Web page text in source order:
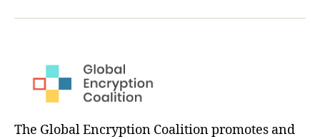
The Global Encryption Coalition promotes and